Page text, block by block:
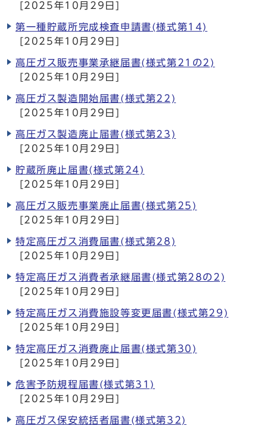
[2025年10月29日]
第一種貯蔵所完成検査申請書(様式第14)
[2025年10月29日]
高圧ガス販売事業承継届書(様式第21の2)
[2025年10月29日]
高圧ガス製造開始届書(様式第22)
[2025年10月29日]
高圧ガス製造廃止届書(様式第23)
[2025年10月29日]
貯蔵所廃止届書(様式第24)
[2025年10月29日]
高圧ガス販売事業廃止届書(様式第25)
[2025年10月29日]
特定高圧ガス消費届書(様式第28)
[2025年10月29日]
特定高圧ガス消費者承継届書(様式第28の2)
[2025年10月29日]
特定高圧ガス消費施設等変更届書(様式第29)
[2025年10月29日]
特定高圧ガス消費廃止届書(様式第30)
[2025年10月29日]
危害予防規程届書(様式第31)
[2025年10月29日]
高圧ガス保安統括者届書(様式第32)